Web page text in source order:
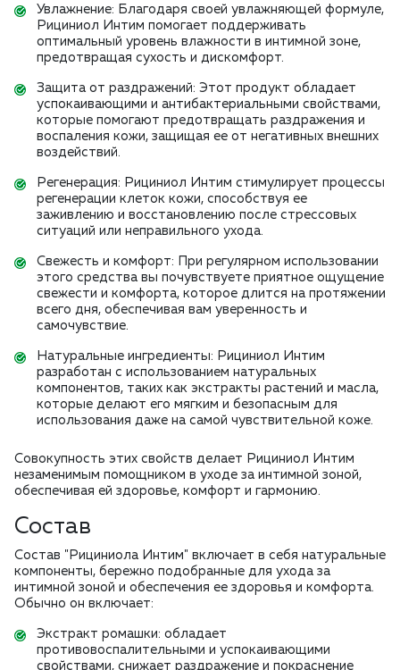
Увлажнение: Благодаря своей увлажняющей формуле,
Рициниол Интим помогает поддерживать
оптимальный уровень влажности в интимной зоне,
предотвращая сухость и дискомфорт.
Защита от раздражений: Этот продукт обладает
успокаивающими и антибактериальными свойствами,
которые помогают предотвращать раздражения и
воспаления кожи, защищая ее от негативных внешних
воздействий.
Регенерация: Рициниол Интим стимулирует процессы
регенерации клеток кожи, способствуя ее
заживлению и восстановлению после стрессовых
ситуаций или неправильного ухода.
Свежесть и комфорт: При регулярном использовании
этого средства вы почувствуете приятное ощущение
свежести и комфорта, которое длится на протяжении
всего дня, обеспечивая вам уверенность и
самочувствие.
Натуральные ингредиенты: Рициниол Интим
разработан с использованием натуральных
компонентов, таких как экстракты растений и масла,
которые делают его мягким и безопасным для
использования даже на самой чувствительной коже.
Совокупность этих свойств делает Рициниол Интим
незаменимым помощником в уходе за интимной зоной,
обеспечивая ей здоровье, комфорт и гармонию.
Состав
Состав "Рициниола Интим" включает в себя натуральные
компоненты, бережно подобранные для ухода за
интимной зоной и обеспечения ее здоровья и комфорта.
Обычно он включает:
Экстракт ромашки: обладает
противовоспалительными и успокаивающими
свойствами, снижает раздражение и покраснение